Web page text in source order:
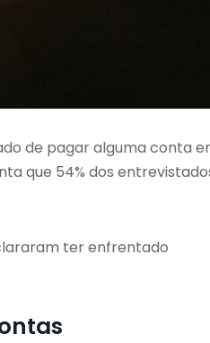
de pagar alguma conta
que 54% dos
ter enfrentado